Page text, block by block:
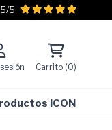
5
Carrito (0)
ICON